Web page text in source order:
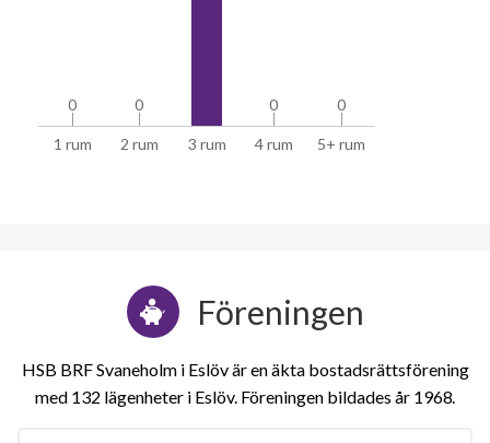
1 rum 2 rum 3 rum 4 rum 5+ rum
0
0 0
0 0
0 0
0
Föreningen
HSB BRF Svaneholm i Eslöv är en äkta bostadsrättsförening
med 132 lägenheter i Eslöv. Föreningen bildades år 1968